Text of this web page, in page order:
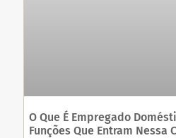
O Que É Empregado
Funções Que Entram Nessa